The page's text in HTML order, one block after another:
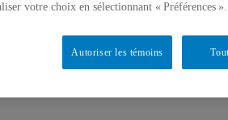
Laval de
votre choix en sélectionnant « Préférences ».
Autoriser les témoins